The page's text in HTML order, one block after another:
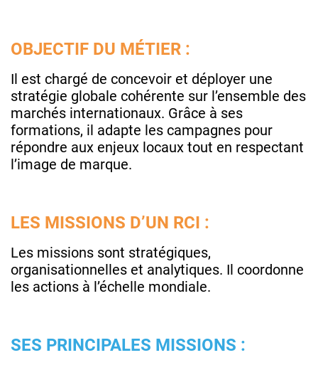
OBJECTIF DU MÉTIER :
Il est chargé de concevoir et déployer une
stratégie globale cohérente sur l’ensemble des
marchés internationaux. Grâce à ses
formations, il adapte les campagnes pour
répondre aux enjeux locaux tout en respectant
l’image de marque.
LES MISSIONS D’UN RCI :
Les missions sont stratégiques,
organisationnelles et analytiques. Il coordonne
les actions à l’échelle mondiale.
SES PRINCIPALES MISSIONS :